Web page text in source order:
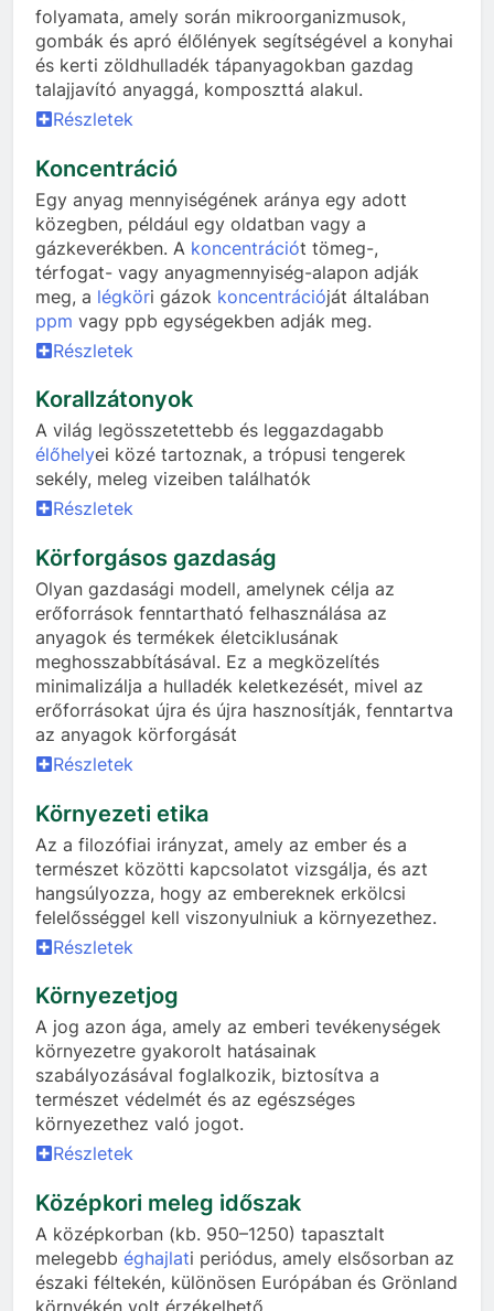
folyamata, amely során mikroorganizmusok,
gombák és apró élőlények segítségével a konyhai
és kerti zöldhulladék tápanyagokban gazdag
talajjavító anyaggá, komposzttá alakul.
Részletek
Koncentráció
Egy anyag mennyiségének aránya egy adott
közegben, például egy oldatban vagy a
gázkeverékben. A koncentrációt tömeg-,
térfogat- vagy anyagmennyiség-alapon adják
meg, a légköri gázok koncentrációját általában
ppm vagy ppb egységekben adják meg.
Részletek
Korallzátonyok
A világ legösszetettebb és leggazdagabb
élőhelyei közé tartoznak, a trópusi tengerek
sekély, meleg vizeiben találhatók
Részletek
Körforgásos gazdaság
Olyan gazdasági modell, amelynek célja az
erőforrások fenntartható felhasználása az
anyagok és termékek életciklusának
meghosszabbításával. Ez a megközelítés
minimalizálja a hulladék keletkezését, mivel az
erőforrásokat újra és újra hasznosítják, fenntartva
az anyagok körforgását
Részletek
Környezeti etika
Az a filozófiai irányzat, amely az ember és a
természet közötti kapcsolatot vizsgálja, és azt
hangsúlyozza, hogy az embereknek erkölcsi
felelősséggel kell viszonyulniuk a környezethez.
Részletek
Környezetjog
A jog azon ága, amely az emberi tevékenységek
környezetre gyakorolt hatásainak
szabályozásával foglalkozik, biztosítva a
természet védelmét és az egészséges
környezethez való jogot.
Részletek
Középkori meleg időszak
A középkorban (kb. 950–1250) tapasztalt
melegebb éghajlati periódus, amely elsősorban az
északi féltekén, különösen Európában és Grönland
környékén volt érzékelhető.